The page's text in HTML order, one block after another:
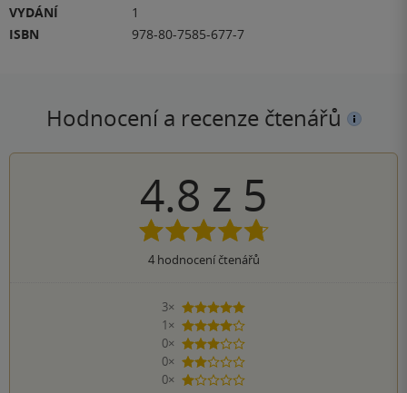
VYDÁNÍ
1
ISBN
978-80-7585-677-7
Hodnocení a recenze čtenářů
4.8 z 5
4hodnocení čtenářů
3×
5 hvězdiček
1×
4 hvězdičky
0×
3 hvězdičky
0×
2 hvězdičky
0×
1 hvezdička